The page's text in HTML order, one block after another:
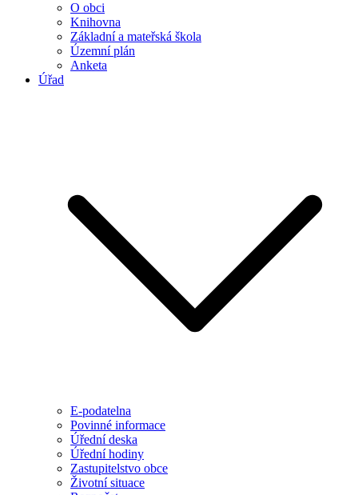
O obci
Knihovna
Základní a mateřská škola
Územní plán
Anketa
Úřad
E-podatelna
Povinné informace
Úřední deska
Úřední hodiny
Zastupitelstvo obce
Životní situace